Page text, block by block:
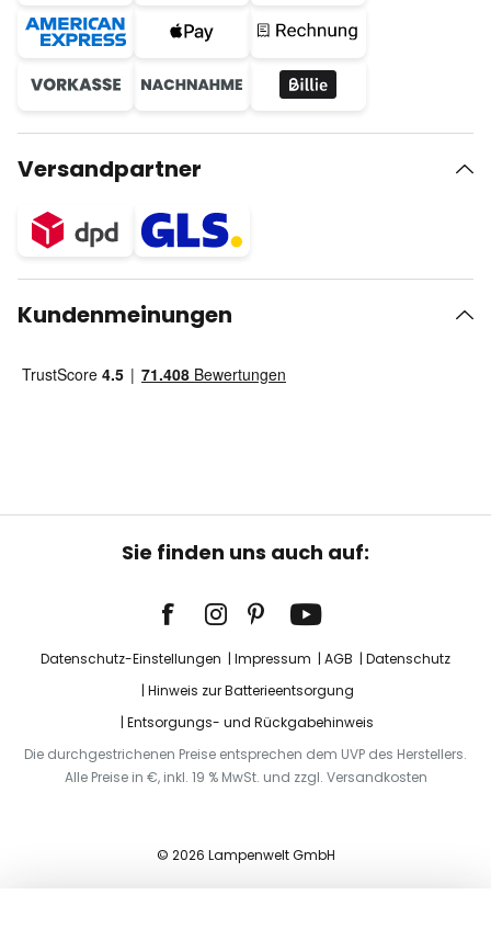
Versandpartner
Kundenmeinungen
Sie finden uns auch auf:
Datenschutz-Einstellungen Impressum AGB
Datenschutz
Hinweis zur Batterieentsorgung
Entsorgungs- und Rückgabehinweis
Die durchgestrichenen Preise entsprechen dem UVP des Herstellers.
Alle Preise in €, inkl. 19 % MwSt. und zzgl. Versandkosten
© 2026 Lampenwelt GmbH